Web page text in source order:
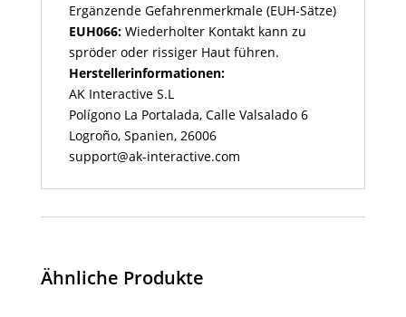
Ergänzende Gefahrenmerkmale (EUH-Sätze)
EUH066:Wiederholter Kontakt kann zu
spröder oder rissiger Haut führen.
Herstellerinformationen:
AK Interactive S.L
Polígono La Portalada, Calle Valsalado 6
Logroño, Spanien, 26006
support@ak-interactive.com
Ähnliche Produkte